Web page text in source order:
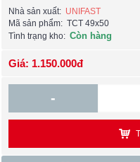
Nhà sản xuất: UNIFAST
Mã sản phẩm: TCT 49x50
Tình trạng kho: Còn hàng
Giá: 1.150.000đ
-